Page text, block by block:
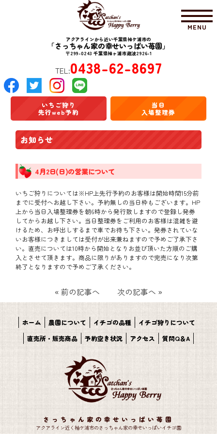
MENU
アクアラインから近い千葉県袖ケ浦市の
「さっちゃん家の幸せいっぱい苺園」
〒299-0243 千葉県袖ヶ浦市蔵波2926-1
TEL:0438-62-8697
いちご狩り
先行web予約
当日
入場整理券
お知らせ
4月2日(日)の営業について
いちご狩りについては※HP上先行予約のお客様は開始時間15分前
までに受付へお越し下さい。予約無しの当日枠もございます。HP
上から当日入場整理券を朝6時から発行致しますので登録し発券
してからお越し下さい。当日整理券をご利用のお客様は混雑を避
けるため、お呼出しするまで車でお待ち下さい。発券されていな
いお客様につきましては受付が出来兼ねますので予めご了承下さ
い。直売については10時から開始となりお並び頂いた方順のご購
入とさせて頂きます。商品に限りがありますので完売になり次第
終了となりますので予めご了承ください。
« 前の記事へ 次の記事へ »
ホーム 農園について イチゴの品種
イチゴ狩りについて
直売所・販売商品
予約空き状況 アクセス 質問Q＆A
さっちゃん家の幸せいっぱい苺園
アクアライン近く袖ケ浦市のさっちゃん家の幸せいっぱいイチゴ園